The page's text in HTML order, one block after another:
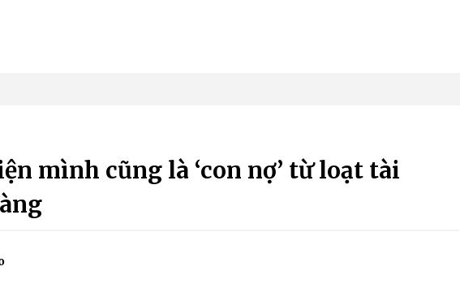
mình cũng là ‘con nợ’ từ loạt tài